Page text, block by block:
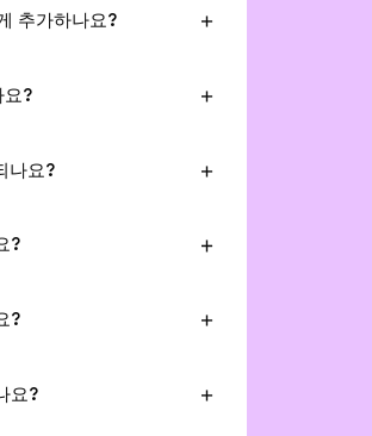
추가하나요?
에서 LUSD이 보이지 않
장 프로그램을 설치해
요?
의 거래 활동을 기반으
나요?
입니다. Liquity USD
?
드, 체크카드, 계좌 이체,
지역에 맞춘 다양한 현지
?
워크에서 수천 개의 토큰
요?